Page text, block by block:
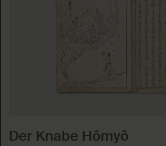
Der Knabe Hômyô